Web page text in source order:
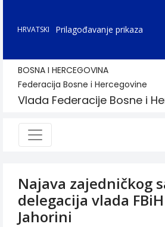
HRVATSKI Prilagođavanje prikaza
BOSNA I HERCEGOVINA
Federacija Bosne i Hercegovine
Vlada Federacije Bosne i
Najava zajedničkog
delegacija vlada FBiH
Jahorini